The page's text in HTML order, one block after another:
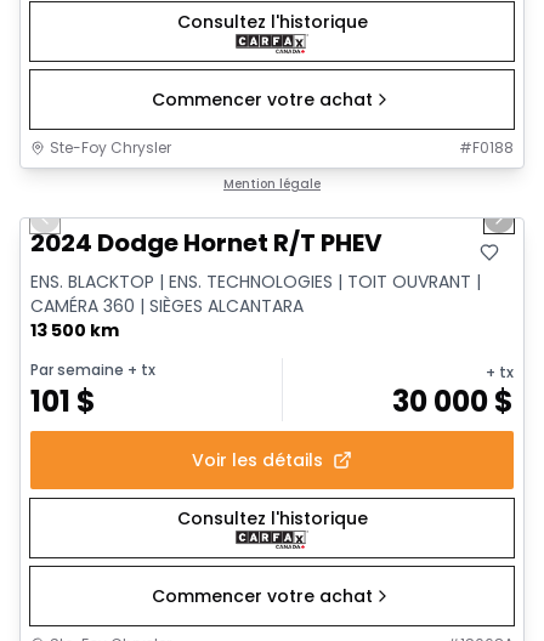
Consultez l'historique
Commencer votre achat
Ste-Foy Chrysler #F0188
Mention légale
Vidéo disponible
Previous slide Next
2024 Dodge Hornet R/T PHEV
ENS. BLACKTOP | ENS. TECHNOLOGIES | TOIT OUVRANT |
CAMÉRA 360 | SIÈGES ALCANTARA
13 500 km
Par semaine + tx
101 $
+ tx
30 000$
Voir les détails
Consultez l'historique
Commencer votre achat